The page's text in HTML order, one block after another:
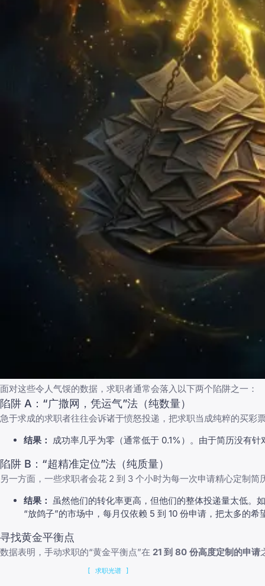
面对这些令人气馁的数据，求职者通常会落入以下两个陷阱之一：
陷阱 A：“广撒网，凭运气”法（纯数量）
急于求成的求职者往往会诉诸于愤怒投递，把求职当成纯粹的买彩
结果：
成功率几乎为零（通常低于 0.1%）。由于简历没有
陷阱 B：“超精准定位”法（纯质量）
另一方面，一些求职者会花 2 到 3 个小时为每一次申请精心定制简
结果： 虽然他们的转化率更高，但他们的整体投递量太低
“放鸽子”的市场中，每月仅依赖 5 到 10 份申请，把太多的希
寻找黄金平衡点
数据表明，手动求职的“黄金平衡点”在 21 到 80 份高度定制的申请
                     [ 求职光谱 ]